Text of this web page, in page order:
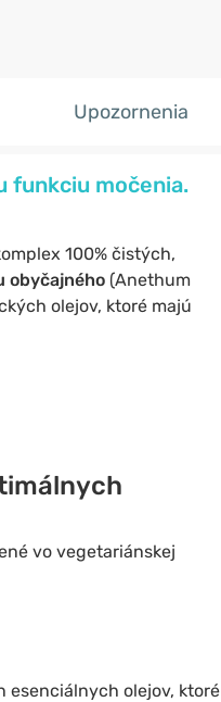
Upozornenia
funkciu močenia.
100% čistých,
obyčajného (Anethum
olejov, ktoré majú
vo vegetariánskej
olejov, ktoré